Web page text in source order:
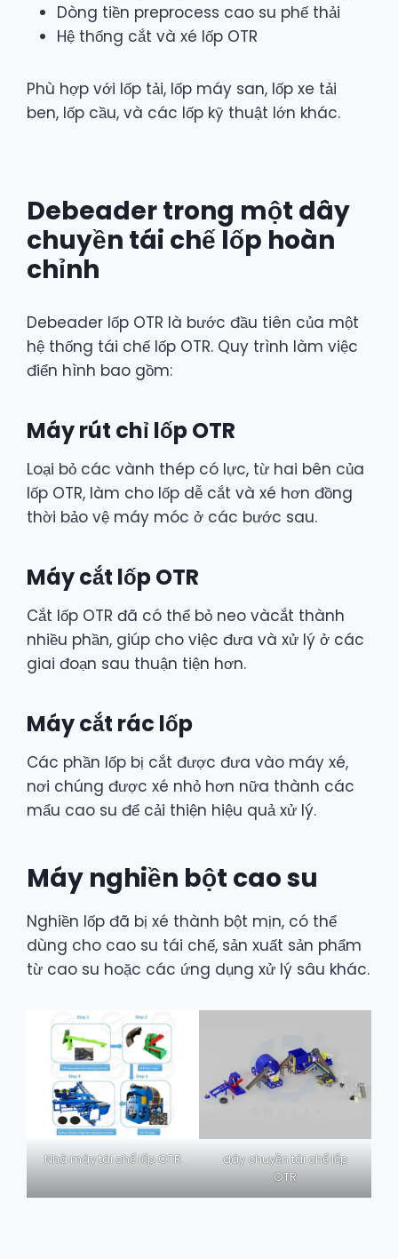
Dòng tiền preprocess cao su phế thải
Hệ thống cắt và xé lốp OTR
Phù hợp với lốp tải, lốp máy san, lốp xe tải
ben, lốp cầu, và các lốp kỹ thuật lớn khác.
Debeader trong một dây
chuyền tái chế lốp hoàn
chỉnh
Debeader lốp OTR là bước đầu tiên của một
hệ thống tái chế lốp OTR. Quy trình làm việc
điển hình bao gồm:
Máy rút chỉ lốp OTR
Loại bỏ các vành thép có lực, từ hai bên của
lốp OTR, làm cho lốp dễ cắt và xé hơn đồng
thời bảo vệ máy móc ở các bước sau.
Máy cắt lốp OTR
Cắt lốp OTR đã có thể bỏ neo vàcắt thành
nhiều phần, giúp cho việc đưa và xử lý ở các
giai đoạn sau thuận tiện hơn.
Máy cắt rác lốp
Các phần lốp bị cắt được đưa vào máy xé,
nơi chúng được xé nhỏ hơn nữa thành các
mẩu cao su để cải thiện hiệu quả xử lý.
Máy nghiền bột cao su
Nghiền lốp đã bị xé thành bột mịn, có thể
dùng cho cao su tái chế, sản xuất sản phẩm
từ cao su hoặc các ứng dụng xử lý sâu khác.
Nhà máy tái chế lốp OTR
dây chuyền tái chế lốp
OTR